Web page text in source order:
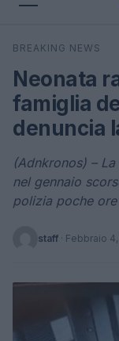
Cerca
BREAKING NEWS
Neonata
famiglia
denuncia
(Adnkronos) –
nel gennaio
polizia poche
staff · Febbraio